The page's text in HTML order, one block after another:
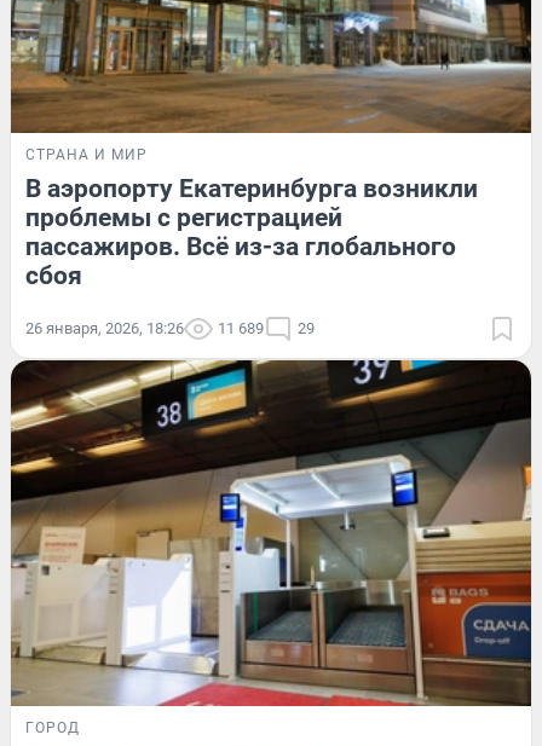
СТРАНА И МИР
В аэропорту Екатеринбурга возникли
проблемы с регистрацией
пассажиров. Всё из-за глобального
сбоя
26 января, 2026, 18:26 11 689 29
ГОРОД